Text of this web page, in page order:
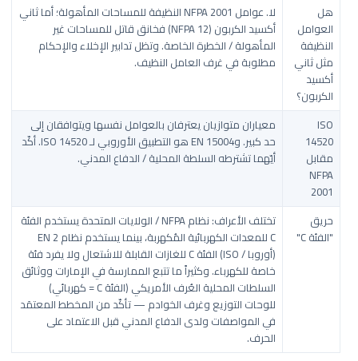
هل
العوامل
النظيفة
مثل ثاني
أكسيد
الكربون؟
لا. عوامل NFPA 2001 النظيفة للمساحات المأهولة؛ أما ثاني
أكسيد الكربون (NFPA 12) فخانق قاتل للمساحات غير
المأهولة / الخطرة الخاصة. وتظل تدابير الإخلاء والإحكام
مطلوبة في غرف العامل النظيف.
ISO
14520
مقابل
NFPA
2001
معياران متوازيان يعترفان بالعوامل نفسها ويتوافقان إلى
حد كبير. وEN 15004 هو التطبيق الأوروبي لـ ISO 14520. أكّد
أيّهما تشترطه السلطة المحلية / الدفاع المدني.
حريق
"الفئة C"
تختلف الأعراف: نظام NFPA / الولايات المتحدة يستخدم الفئة
C للمعدات الكهربائية المُكهربة، بينما يستخدم نظام EN 2
(أوروبا / ISO) الفئة C للغازات القابلة للاشتعال ولا يفرد فئة
خاصة للكهرباء. وكثيراً ما تتبع الممارسة في الإمارات ووثائق
السلطات المحلية العُرف الأمريكي (الفئة C = كهربائي)
للوحات التوزيع وغرف الخوادم — تأكّد من المخطط المعتمَد
في المواصفات ولدى الدفاع المدني قبل الاعتماد على
الحرف.